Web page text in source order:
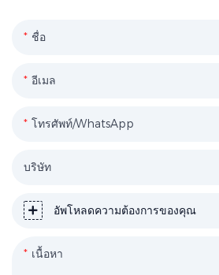
ชื่อ
อีเมล
โทรศัพท์/WhatsApp
บริษัท
อัพโหลดความต้องการของคุณ
เนื้อหา